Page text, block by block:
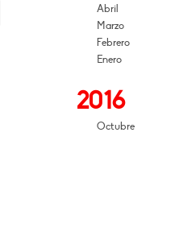
Abril
Marzo
Febrero
Enero
2016
Octubre